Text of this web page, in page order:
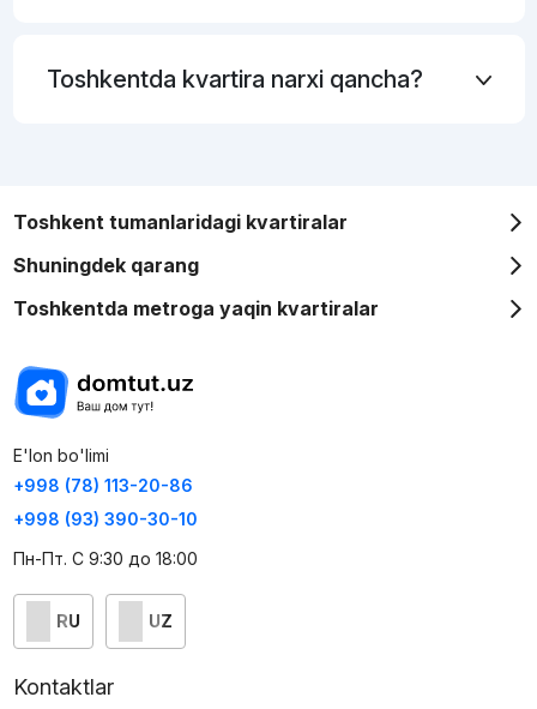
Toshkentda kvartira narxi qancha?
Toshkent tumanlaridagi kvartiralar
Shuningdek qarang
Toshkentda metroga yaqin kvartiralar
E'lon bo'limi
+998 (78) 113-20-86
+998 (93) 390-30-10
Пн-Пт. С 9:30 до 18:00
RU UZ
Kontaktlar